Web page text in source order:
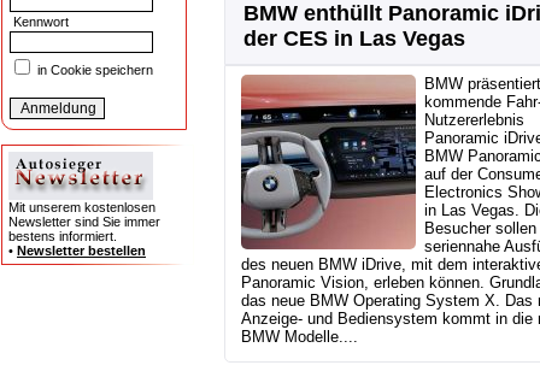
Kennwort
in Cookie speichern
Mit unserem kostenlosen
Newsletter sind Sie immer
bestens informiert.
• Newsletter bestellen
BMW enthüllt Panoramic
der CES in Las Vegas
BMW
kommende
Nutzererlebnis
Panoramic
BMW
auf der
Electronics
in Las Vegas.
Besucher sollen
seriennahe
des neuen BMW iDrive, mit dem
Panoramic Vision, erleben können.
das neue BMW Operating System X. Das
Anzeige- und Bediensystem kommt in die
BMW Modelle....